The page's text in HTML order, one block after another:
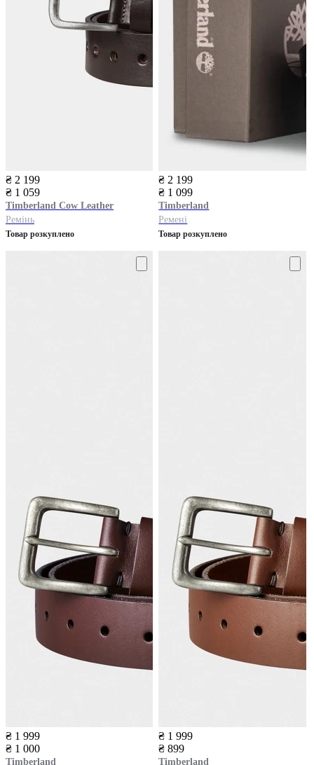
₴ 2 199
₴ 1 059
Timberland Cow Leather
Ремінь
Товар розкуплено
₴ 2 199
₴ 1 099
Timberland
Ремені
Товар розкуплено
₴ 1 999
₴ 1 000
Timberland
₴ 1 999
₴ 899
Timberland